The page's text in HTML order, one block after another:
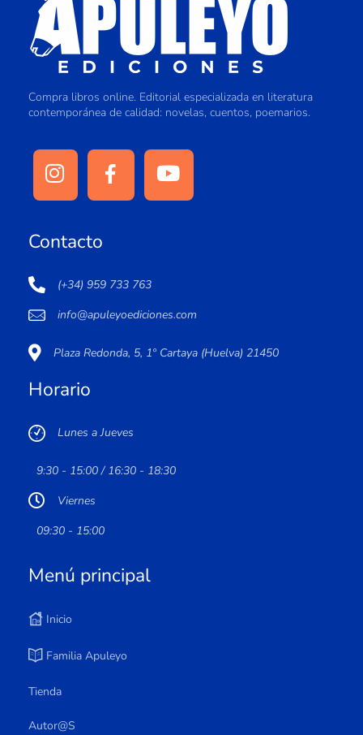
Compra libros online. Editorial especializada en literatura
contemporánea de calidad: novelas, cuentos, poemarios.
Contacto
(+34) 959 733 763
info@apuleyoediciones.com
Plaza Redonda, 5, 1º Cartaya (Huelva) 21450
Horario
Lunes a Jueves
9:30 - 15:00 / 16:30 - 18:30
Viernes
09:30 - 15:00
Menú principal
Inicio
Familia Apuleyo
Tienda
Autor@s